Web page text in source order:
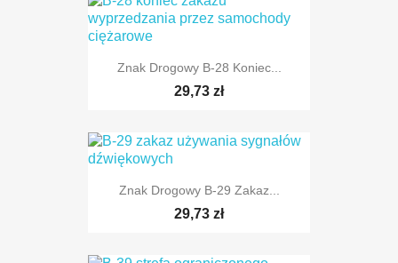
TYLKO ONLINE
Znak Drogowy B-28 Koniec...
29,73 zł
TYLKO ONLINE
Znak Drogowy B-29 Zakaz...
29,73 zł